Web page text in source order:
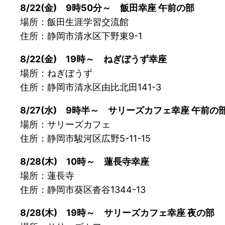
8/22(金) 9時50分～ 飯田幸座 午前の部
場所：飯田生涯学習交流館
住所：静岡市清水区下野東9-1
8/22(金) 19時～ ねぎぼうず幸座
場所：ねぎぼうず
住所：静岡市清水区由比北田141-3
8/27(水) 9時半～ サリーズカフェ幸座 午前の
場所：サリーズカフェ
住所：静岡市駿河区広野5-11-15
8/28(木) 10時～ 蓮長寺幸座
場所：蓮長寺
住所：静岡市葵区沓谷1344-13
8/28(木) 19時～ サリーズカフェ幸座 夜の部